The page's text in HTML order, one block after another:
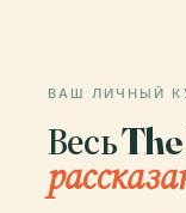
ВАШ ЛИЧНЫЙ
Весь